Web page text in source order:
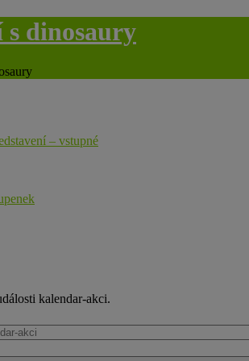
s dinosaury
– vstupné
kalendar-akci.